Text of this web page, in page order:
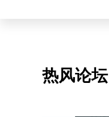
热风论坛